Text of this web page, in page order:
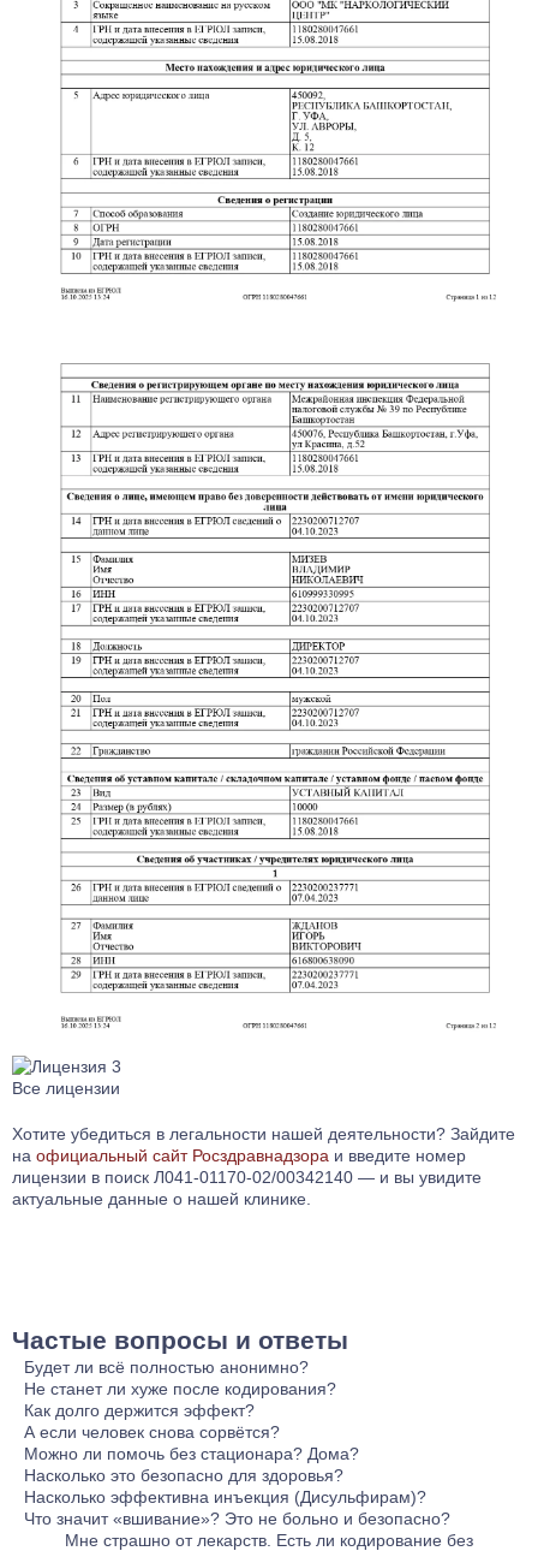
Все лицензии
Хотите убедиться в легальности нашей деятельности? Зайдите
на официальный сайт Росздравнадзора и введите номер
лицензии в поиск Л041-01170-02/00342140 — и вы увидите
актуальные данные о нашей клинике.
Частые вопросы и ответы
Будет ли всё полностью анонимно?
Да. Мы не сообщаем сведения ни на работу, ни в
госструктуры, ни в страховые компании. Документы не
требуются, больничные листы не оформляются — всё строго
конфиденциально.
Не станет ли хуже после кодирования?
Нет. Перед процедурой обязательно проводится осмотр и
при необходимости капельница для стабилизации. После —
поддержка врача. Тяга уменьшается, эмоциональное
состояние выравнивается, риск срыва минимален.
Как долго держится эффект?
В зависимости от метода: • Инъекция — 6–12 месяцев •
Вшивание (Эспераль, Торпедо, Вивитрол) — до 1–3 лет •
Гипноз/метод Довженко — от 6 месяцев и дольше при
поддержке семьи • Налтрексон/Вивитрол — эффективен для
профилактики срывов после снятия тяги
А если человек снова сорвётся?
Риски снижаются, но если случится — это не «конец». Мы
усиливаем программу: добавляем психолога, стационар или
другое кодирование. Клиенты повторно обращаются
примерно в 20–25% случаев, и это нормально —
зависимость лечится поэтапно.
Можно ли помочь без стационара? Дома?
Да. • Вывод из запоя на дому — быстрое облегчение •
Кодирование после очищения — закрепление результата
Стационар рекомендуем только при тяжёлом состоянии или
наркозависимости.
Насколько это безопасно для здоровья?
Полная безопасность обеспечивается: • Осмотр врача перед
процедурой • Подбор метода под состояние сердца, печени,
психики • Постоянная связь с врачом после Мы никогда не
Насколько эффективна инъекция (Дисульфирам)?
Она создаёт жёсткий запрет на алкоголь: даже малые дозы
приводят к сильному дискомфорту. Человек понимает: пить
Что значит «вшивание»? Это не больно и безопасно?
Миниоперация длится 15–20 минут, под обезболиванием.
Мне страшно от лекарств. Есть ли кодирование без